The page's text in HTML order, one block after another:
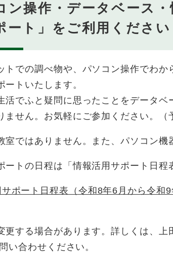
ン操作・データベース
ート」をご利用ください
トでの調べ物や、パソコン操作でわか
ートいたします。
活でふと疑問に思ったことをデータベ
ません。お気軽にご参加ください。（
ではありません。また、パソコン機
ートの日程は「情報活用サポート日程
ポート日程表（令和8年6月から令和
更する場合があります。詳しくは、上
い合わせください。​